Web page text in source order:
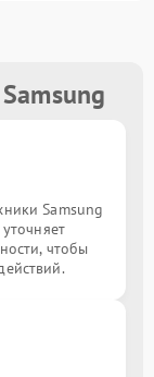
Samsung
чтобы